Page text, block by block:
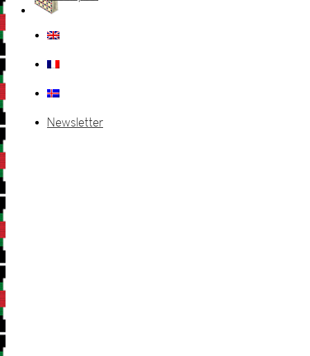
Newsletter